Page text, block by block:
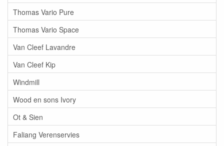
Thomas Vario Pure
Thomas Vario Space
Van Cleef Lavandre
Van Cleef Kip
Windmill
Wood en sons Ivory
Ot & Sien
Faliang Verenservies